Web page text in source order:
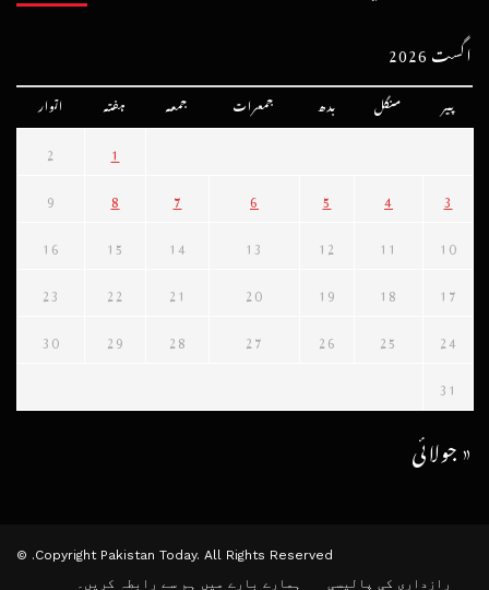
اگست 2026
پیر منگل بدھ جمعرات جمعہ ہفتہ اتوار
1
2
3
4
5
6
7
8
9
10
11
12
13
14
15
16
17
18
19
20
21
22
23
24
25
26
27
28
29
30
31
« جولائی
Copyright Pakistan Today. All Rights Reserved. ©
رازداری کی پالیسی
ہمارے بارے میں ہم سے رابطہ کریں۔